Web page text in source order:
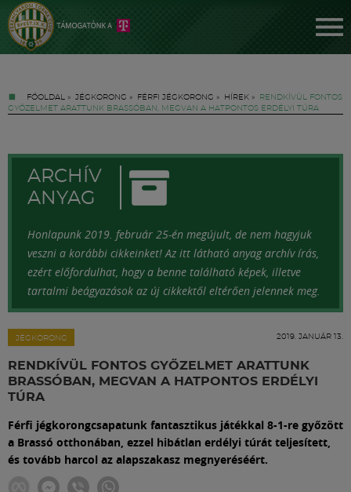
FŐOLDAL » JÉGKORONG » FÉRFI JÉGKORONG » HÍREK »
RENDKÍVÜL FONTOS
GYŐZELMET ARATTUNK BRASSÓBAN, MEGVAN A HATPONTOS ERDÉLYI TÚRA
ARCHÍV
ANYAG
Honlapunk 2019. február 25-én megújult, de nem hagyjuk
veszni a korábbi cikkeinket! Az itt látható anyag archív írás,
ezért előfordulhat, hogy a benne található képek, illetve
tartalmi beágyazások az új cikkektől eltérően jelennek meg.
JÉGKORONG 2019. JANUÁR 13.
RENDKÍVÜL FONTOS GYŐZELMET ARATTUNK
BRASSÓBAN, MEGVAN A HATPONTOS ERDÉLYI
TÚRA
Férfi jégkorongcsapatunk fantasztikus játékkal 8-1-re győzött
a Brassó otthonában, ezzel hibátlan erdélyi túrát teljesített,
és tovább harcol az alapszakasz megnyeréséért.
Jegyek
FM YouTube +
Hírek
Labdarúgás
Szakosztályok
Meccscenter